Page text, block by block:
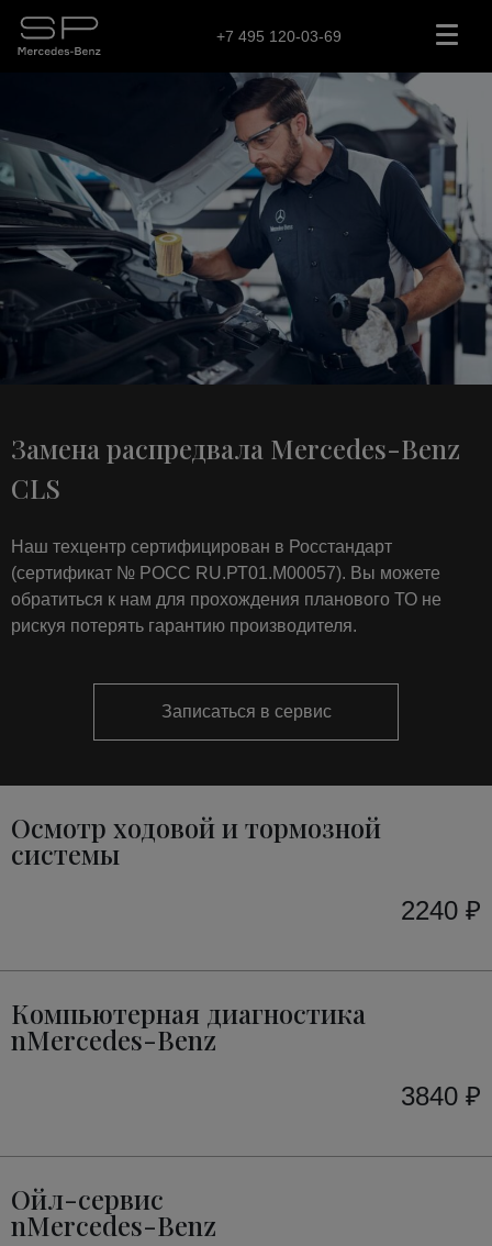
+7 495 120-03-69
Замена распредвала Mercedes-Benz
CLS
Наш техцентр сертифицирован в Росстандарт
(сертификат № РОСС RU.РТ01.М00057). Вы можете
обратиться к нам для прохождения планового ТО не
рискуя потерять гарантию производителя.
Записаться в сервис
Осмотр ходовой и тормозной
системы
2240 ₽
Компьютерная диагностика
nMercedes-Benz
3840 ₽
Ойл-сервис
nMercedes-Benz